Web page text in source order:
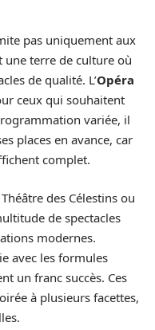
pas uniquement aux
une terre de culture où
de qualité. L’Opéra
ceux qui souhaitent
variée, il
places en avance, car
complet.
des Célestins ou
de spectacles
modernes.
avec les formules
un franc succès. Ces
à plusieurs facettes,